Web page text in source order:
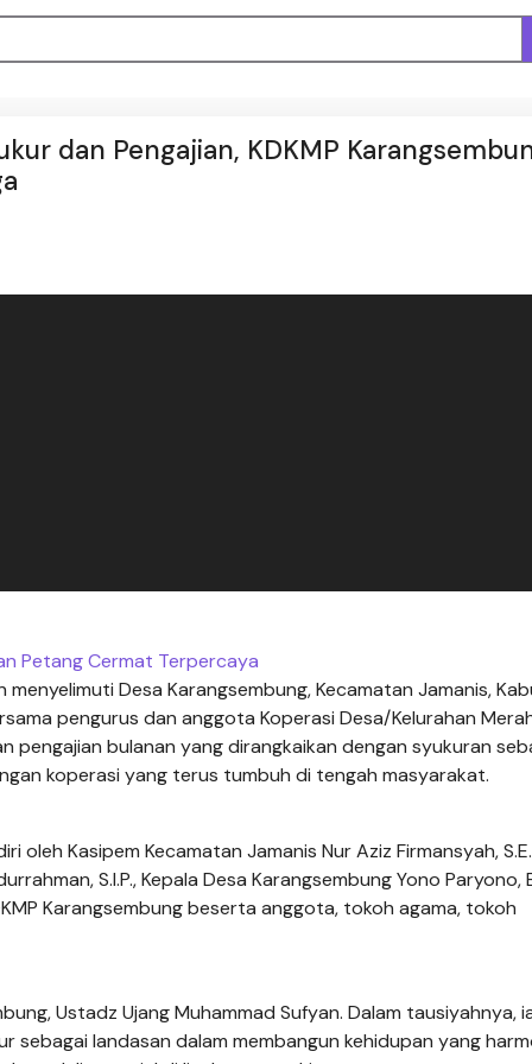
dan Pengajian, KDKMP
Petang Cermat Terpercaya
Desa Karangsembung, Kecamatan Jamanis,
pengurus dan anggota Koperasi Desa/Kelurahan
pengajian bulanan yang dirangkaikan dengan syukuran
koperasi yang terus tumbuh di tengah masyarakat.
Kasipem Kecamatan Jamanis Nur Aziz Firmansyah,
S.I.P., Kepala Desa Karangsembung Yono Paryono,
Karangsembung beserta anggota, tokoh agama, tokoh
Ustadz Ujang Muhammad Sufyan. Dalam tausiyahnya,
sebagai landasan dalam membangun kehidupan yang